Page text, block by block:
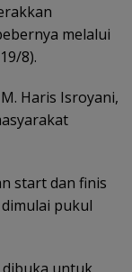
melalui
8).
Haris Isroyani,
start dan finis
pukul